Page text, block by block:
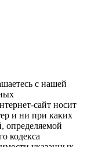
с нашей
сайт носит
и ни при каких
определяемой
кодекса